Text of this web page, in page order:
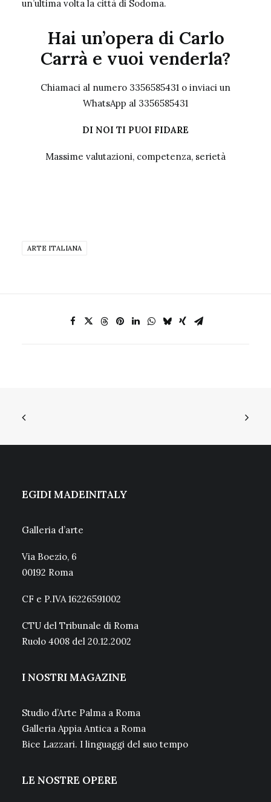
un’ultima volta la città di Sodoma.
Hai un’opera di Carlo
Carrà e vuoi venderla?
Chiamaci al numero 3356585431 o inviaci un
WhatsApp al 3356585431
DI NOI TI PUOI FIDARE
Massime valutazioni, competenza, serietà
ARTE ITALIANA
EGIDI MADEINITALY
Galleria d’arte
Via Boezio, 6
00192 Roma
CF e P.IVA 16226591002
CTU del Tribunale di Roma
Ruolo 4008 del 20.12.2002
I NOSTRI MAGAZINE
Studio d’Arte Palma a Roma
Galleria Appia Antica a Roma
Bice Lazzari. I linguaggi del suo tempo
LE NOSTRE OPERE